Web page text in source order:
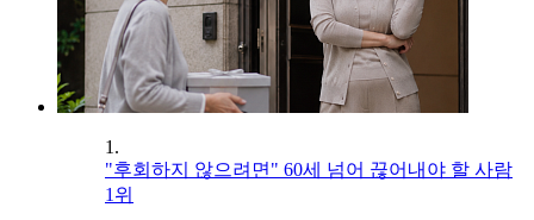
1.
"후회하지 않으려면" 60세 넘어 끊어내야 할 사람
1위